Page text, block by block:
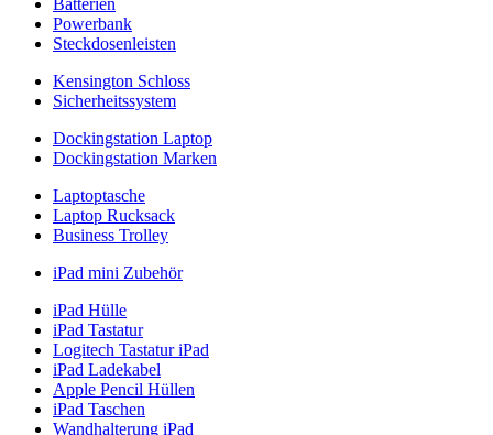
Batterien
Powerbank
Steckdosenleisten
Kensington Schloss
Sicherheitssystem
Dockingstation Laptop
Dockingstation Marken
Laptoptasche
Laptop Rucksack
Business Trolley
iPad mini Zubehör
iPad Hülle
iPad Tastatur
Logitech Tastatur iPad
iPad Ladekabel
Apple Pencil Hüllen
iPad Taschen
Wandhalterung iPad